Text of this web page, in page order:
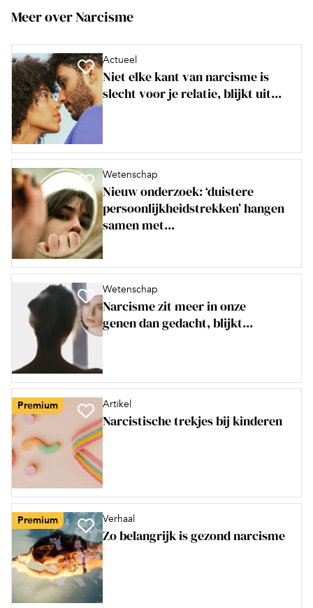
Meer over Narcisme
Actueel
Niet elke kant van narcisme is
slecht voor je relatie, blijkt uit...
Wetenschap
Nieuw onderzoek: ‘duistere
persoonlijkheidstrekken’ hangen
samen met...
Wetenschap
Narcisme zit meer in onze
genen dan gedacht, blijkt...
Premium Artikel
Narcistische trekjes bij kinderen
Premium Verhaal
Zo belangrijk is gezond narcisme